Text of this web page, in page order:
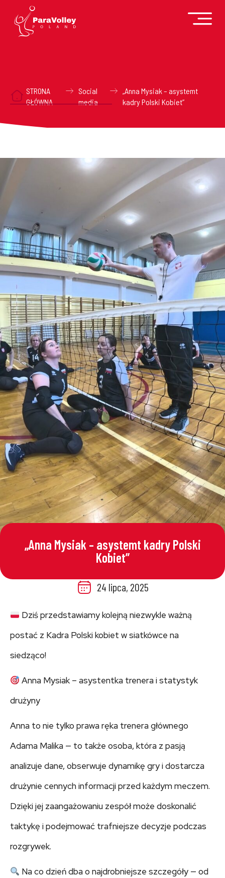
STRONA
GŁÓWNA
Social
media
„Anna Mysiak – asystemt
kadry Polski Kobiet”
„Anna Mysiak – asystemt kadry Polski
Kobiet”
24 lipca, 2025
Dziś przedstawiamy kolejną niezwykle ważną
postać z Kadra Polski kobiet w siatkówce na
siedząco!
Anna Mysiak – asystentka trenera i statystyk
drużyny
Anna to nie tylko prawa ręka trenera głównego
Adama Malika — to także osoba, która z pasją
analizuje dane, obserwuje dynamikę gry i dostarcza
drużynie cennych informacji przed każdym meczem.
Dzięki jej zaangażowaniu zespół może doskonalić
taktykę i podejmować trafniejsze decyzje podczas
rozgrywek.
Na co dzień dba o najdrobniejsze szczegóły — od